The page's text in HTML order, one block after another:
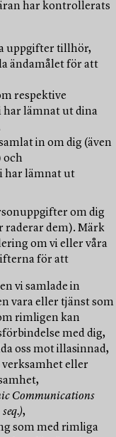
har kontrollerats
uppgifter tillhör,
ändamålet för att
respektive
lämnat ut dina
in om dig (även
och
har lämnat ut
om dig
raderar dem). Märk
om vi eller våra
för att
vi samlade in
vara eller tjänst som
rimligen kan
med dig,
oss mot illasinnad,
eller
Communications
,
som med rimliga